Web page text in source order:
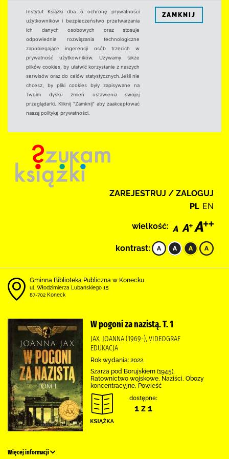
Instytut Książki dba o ochronę prywatności
użytkowników i bezpieczeństwo przetwarzania
ich danych osobowych oraz stosuje
odpowiednie rozwiązania technologiczne
zapobiegające ingerencji osób trzecich w
prywatność użytkowników. Używamy także
plików cookies, by ułatwić korzystanie z naszych
serwisów oraz do celów statystycznych.Jeśli nie
chcesz, by pliki cookies były zapisywane na
Twoim dysku zmień ustawienia swojej
przeglądarki. Kliknij "Zamknij" aby zaakceptować
naszą politykę prywatności.
ZAMKNIJ
ZAREJESTRUJ / ZALOGUJ
PL EN
wielkość:
kontrast:
Gminna Biblioteka Publiczna w Konecku
ul. Włodzimierza Lubańskiego 15
87-702 Koneck
W pogoni za nazistą. T. 1
JAX, JOANNA (1969-), VIDEOGRAF
EDUKACJA
Rok wydania: 2022.
Szarża pod Borujskiem (1945),
Ratownictwo wojskowe, Naziści, Obozy
koncentracyjne, Powieść
dostępne:
1 z 1
Więcej informacji